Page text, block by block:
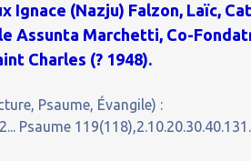
Ignace (Nazju) Falzon, Laïc,
Assunta Marchetti, Co-
Charles (? 1948).
Psaume, Évangile) :
Psaume